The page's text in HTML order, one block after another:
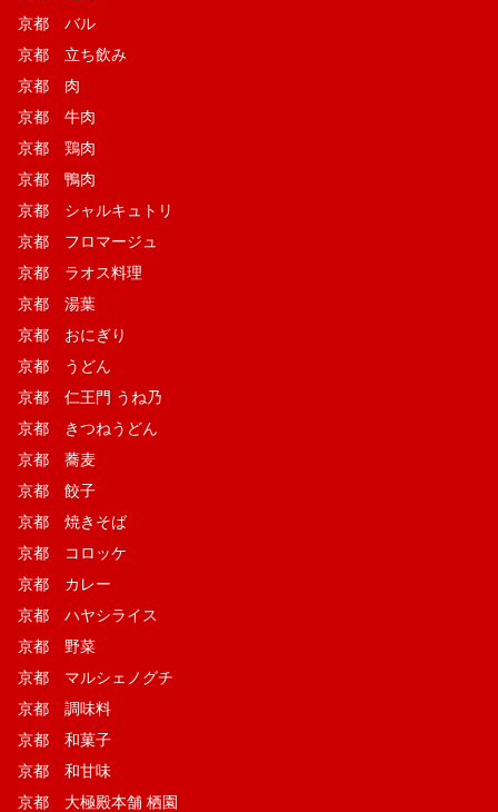
京都 バル
京都 立ち飲み
京都 肉
京都 牛肉
京都 鶏肉
京都 鴨肉
京都 シャルキュトリ
京都 フロマージュ
京都 ラオス料理
京都 湯葉
京都 おにぎり
京都 うどん
京都 仁王門 うね乃
京都 きつねうどん
京都 蕎麦
京都 餃子
京都 焼きそば
京都 コロッケ
京都 カレー
京都 ハヤシライス
京都 野菜
京都 マルシェノグチ
京都 調味料
京都 和菓子
京都 和甘味
京都 大極殿本舗 栖園